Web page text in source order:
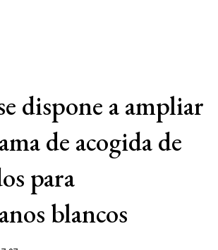
dispone a ampliar
de acogida de
para
blancos